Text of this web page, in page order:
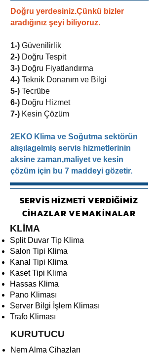
Doğru yerdesiniz.Çünkü bizler
aradığınız şeyi biliyoruz.
1-) Güvenilirlik
2-) Doğru Tespit
3-) Doğru Fiyatlandırma
4-) Teknik Donanım ve Bilgi
5-) Tecrübe
6-) Doğru Hizmet
7-) Kesin Çözüm
2EKO Klima ve Soğutma sektörün
alışılagelmiş servis hizmetlerinin
aksine zaman,maliyet ve kesin
çözüm için bu 7 maddeyi gözetir.
SERVİS HİZMETİ VERDİĞİMİZ
CİHAZLAR VE MAKİNALAR
KLİMA
Split Duvar Tip Klima
Salon Tipi Klima
Kanal Tipi Klima
Kaset Tipi Klima
Hassas Klima
Pano Kliması
Server Bilgi İşlem Kliması
Trafo Kliması
KURUTUCU
Nem Alma Cihazları